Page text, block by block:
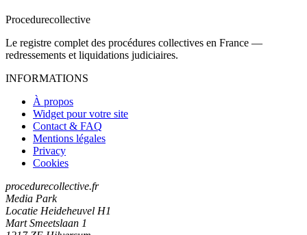
Procedurecollective
Le registre complet des procédures collectives en France —
redressements et liquidations judiciaires.
INFORMATIONS
À propos
Widget pour votre site
Contact & FAQ
Mentions légales
Privacy
Cookies
procedurecollective.fr
Media Park
Locatie Heideheuvel H1
Mart Smeetslaan 1